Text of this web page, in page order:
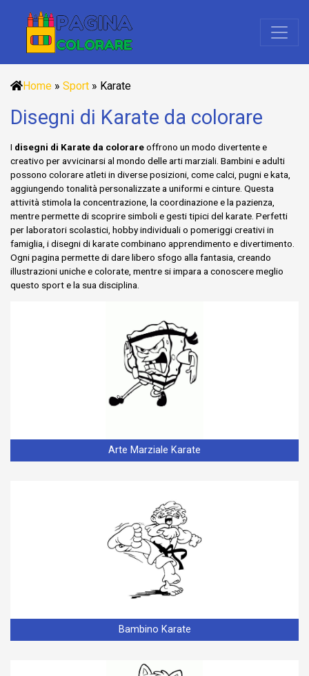
Home » Sport » Karate
Disegni di Karate da colorare
I disegni di Karate da colorareoffrono un modo divertente e
creativo per avvicinarsi al mondo delle arti marziali. Bambini e adulti
possono colorare atleti in diverse posizioni, come calci, pugni e kata,
aggiungendo tonalità personalizzate a uniformi e cinture. Questa
attività stimola la concentrazione, la coordinazione e la pazienza,
mentre permette di scoprire simboli e gesti tipici del karate. Perfetti
per laboratori scolastici, hobby individuali o pomeriggi creativi in
famiglia, i disegni di karate combinano apprendimento e divertimento.
Ogni pagina permette di dare libero sfogo alla fantasia, creando
illustrazioni uniche e colorate, mentre si impara a conoscere meglio
questo sport e la sua disciplina.
Arte Marziale Karate
Bambino Karate